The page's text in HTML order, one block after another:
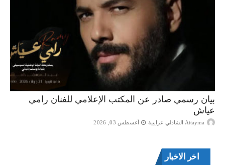
بيان رسمي صادر عن المكتب الإعلامي للفنان رامي
عياش
Attayma الشاذلي عرايبية أغسطس 03, 2026
اخر الاخبار